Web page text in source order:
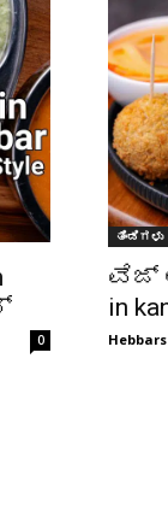
0
ತಿಂಡಿಗಳು
ವೆಜ್
in